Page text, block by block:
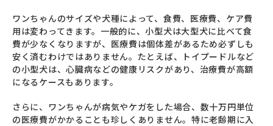
ワンちゃんのサイズや犬種によって、食費、医療費、ケア費
用は変わってきます。一般的に、小型犬は大型犬に比べて食
費が少なくなりますが、医療費は個体差があるため必ずしも
安く済むわけではありません。たとえば、トイプードルなど
の小型犬は、心臓病などの健康リスクがあり、治療費が高額
になるケースもあります。
さらに、ワンちゃんが病気やケガをした場合、数十万円単位
の医療費がかかることも珍しくありません。特に老齢期に入